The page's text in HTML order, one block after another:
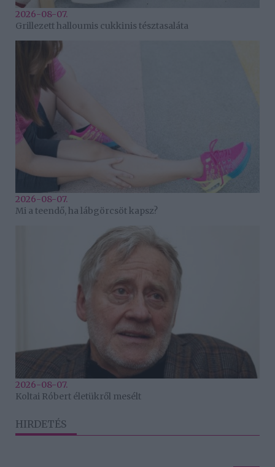
2026-08-07.
Grillezett halloumis cukkinis tésztasaláta
2026-08-07.
Mi a teendő, ha lábgörcsöt kapsz?
2026-08-07.
Koltai Róbert életükről mesélt
HIRDETÉS